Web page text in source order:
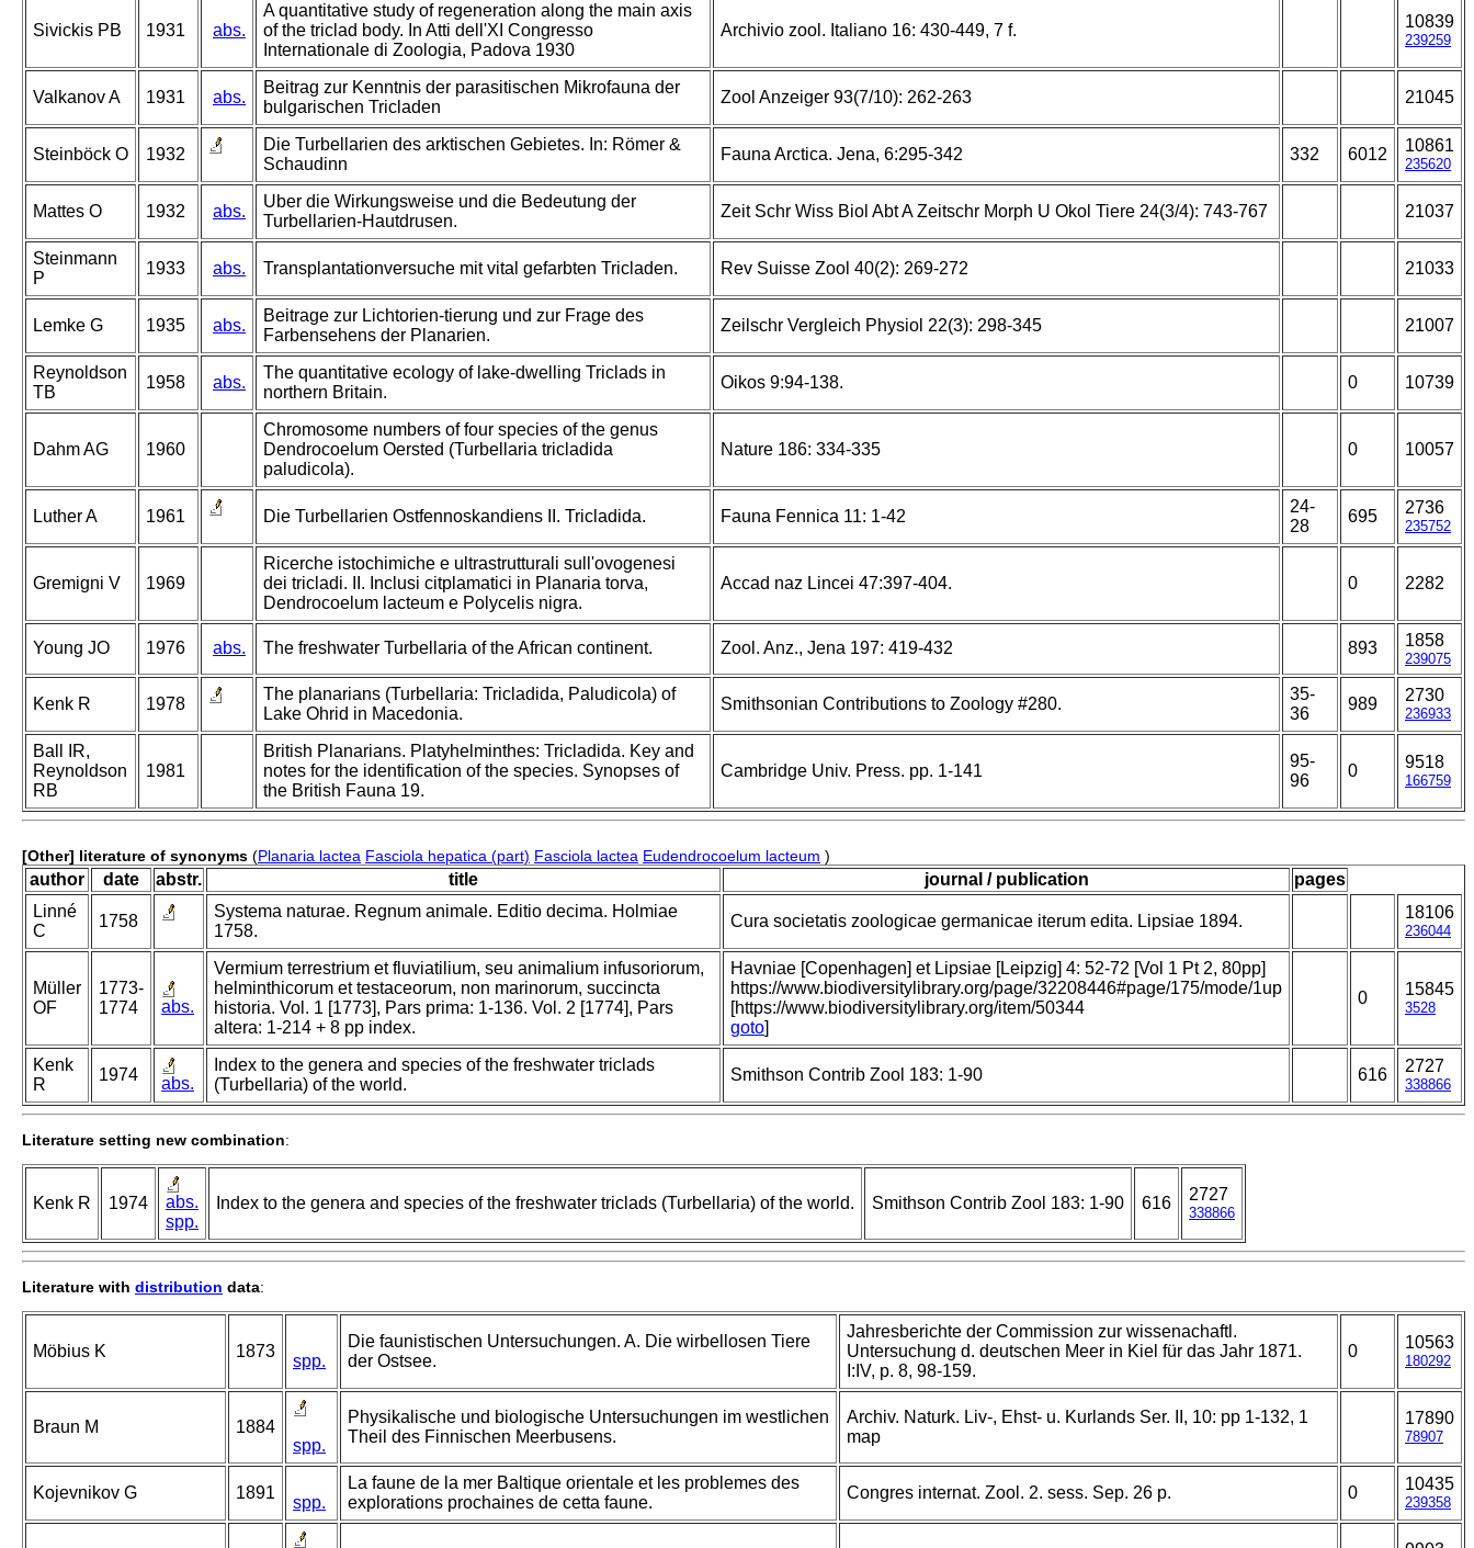
Sivickis PB 1931 abs.
A quantitative study of regeneration along the main axis
of the triclad body. In Atti dell'XI Congresso
Internationale di Zoologia, Padova 1930
Archivio zool. Italiano 16: 430-449, 7 f. 10839
239259
Valkanov A 1931 abs.
Beitrag zur Kenntnis der parasitischen Mikrofauna der
bulgarischen Tricladen
Zool Anzeiger 93(7/10): 262-263 21045
Steinböck O 1932
Die Turbellarien des arktischen Gebietes. In: Römer &
Schaudinn
Fauna Arctica. Jena, 6:295-342 332 6012 10861
235620
Mattes O 1932 abs.
Uber die Wirkungsweise und die Bedeutung der
Turbellarien-Hautdrusen.
Zeit Schr Wiss Biol Abt A Zeitschr Morph U Okol Tiere 24(3/4): 743-767 21037
Steinmann
P
1933 abs. Transplantationversuche mit vital gefarbten Tricladen. Rev Suisse Zool 40(2): 269-272 21033
Lemke G 1935 abs.
Beitrage zur Lichtorien-tierung und zur Frage des
Farbensehens der Planarien.
Zeilschr Vergleich Physiol 22(3): 298-345 21007
Reynoldson
TB
1958 abs.
The quantitative ecology of lake-dwelling Triclads in
northern Britain.
Oikos 9:94-138. 0 10739
Dahm AG 1960
Chromosome numbers of four species of the genus
Dendrocoelum Oersted (Turbellaria tricladida
paludicola).
Nature 186: 334-335 0 10057
Luther A 1961 Die Turbellarien Ostfennoskandiens II. Tricladida. Fauna Fennica 11: 1-42
24-
28
695 2736
235752
Gremigni V 1969
Ricerche istochimiche e ultrastrutturali sull'ovogenesi
dei tricladi. II. Inclusi citplamatici in Planaria torva,
Dendrocoelum lacteum e Polycelis nigra.
Accad naz Lincei 47:397-404. 0 2282
Young JO 1976 abs. The freshwater Turbellaria of the African continent. Zool. Anz., Jena 197: 419-432 893 1858
239075
Kenk R 1978
The planarians (Turbellaria: Tricladida, Paludicola) of
Lake Ohrid in Macedonia.
Smithsonian Contributions to Zoology #280.
35-
36
989 2730
236933
Ball IR,
Reynoldson
RB
1981
British Planarians. Platyhelminthes: Tricladida. Key and
notes for the identification of the species. Synopses of
the British Fauna 19.
Cambridge Univ. Press. pp. 1-141
95-
96
0 9518
166759
[Other] literature of synonyms (Planaria lactea Fasciola hepatica (part) Fasciola lactea Eudendrocoelum lacteum )
author date abstr. title journal / publication
pages
Linné
C
1758
Systema naturae. Regnum animale. Editio decima. Holmiae
1758.
Cura societatis zoologicae germanicae iterum edita. Lipsiae 1894. 18106
236044
Müller
OF
1773-
1774
abs.
Vermium terrestrium et fluviatilium, seu animalium infusoriorum,
helminthicorum et testaceorum, non marinorum, succincta
historia. Vol. 1 [1773], Pars prima: 1-136. Vol. 2 [1774], Pars
altera: 1-214 + 8 pp index.
Havniae [Copenhagen] et Lipsiae [Leipzig] 4: 52-72 [Vol 1 Pt 2, 80pp]
https://www.biodiversitylibrary.org/page/32208446#page/175/mode/1up
[https://www.biodiversitylibrary.org/item/50344
goto]
0 15845
3528
Kenk
R
1974 abs.
Index to the genera and species of the freshwater triclads
(Turbellaria) of the world.
Smithson Contrib Zool 183: 1-90 616 2727
338866
Literature setting new combination:
Kenk R 1974
abs.
spp.
Index to the genera and species of the freshwater triclads (Turbellaria) of the world. Smithson Contrib Zool 183: 1-90 616 2727
338866
Literature with distribution data:
Möbius K 1873
spp.
Die faunistischen Untersuchungen. A. Die wirbellosen Tiere
der Ostsee.
Jahresberichte der Commission zur wissenachaftl.
Untersuchung d. deutschen Meer in Kiel für das Jahr 1871.
I:IV, p. 8, 98-159.
0 10563
180292
Braun M
1884
spp.
Physikalische und biologische Untersuchungen im westlichen
Theil des Finnischen Meerbusens.
Archiv. Naturk. Liv-, Ehst- u. Kurlands Ser. II, 10: pp 1-132, 1
map
17890
78907
Kojevnikov G 1891
spp.
La faune de la mer Baltique orientale et les problemes des
explorations prochaines de cetta faune.
Congres internat. Zool. 2. sess. Sep. 26 p. 0 10435
239358